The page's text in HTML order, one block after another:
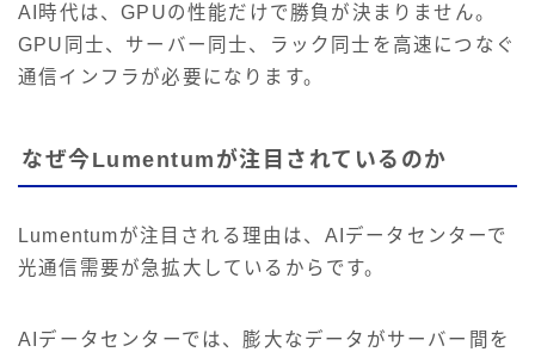
AI時代は、GPUの性能だけで勝負が決まりません。
GPU同士、サーバー同士、ラック同士を高速につなぐ
通信インフラが必要になります。
なぜ今Lumentumが注目されているのか
Lumentumが注目される理由は、AIデータセンターで
光通信需要が急拡大しているからです。
AIデータセンターでは、膨大なデータがサーバー間を